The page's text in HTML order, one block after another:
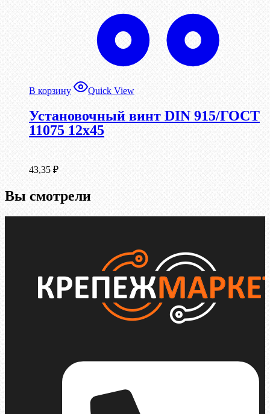
В корзину Quick View
Установочный винт DIN 915/ГОСТ
11075 12х45
43,35 ₽
Вы смотрели